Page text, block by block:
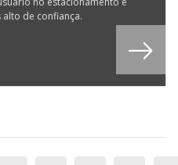
de confiança.